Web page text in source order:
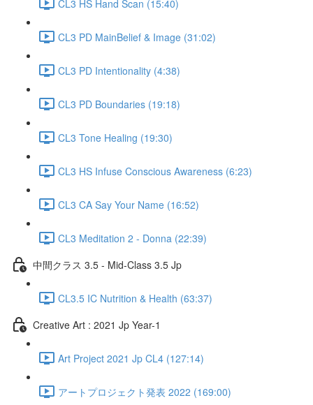
CL3 HS Hand Scan (15:40)
CL3 PD MainBelief & Image (31:02)
CL3 PD Intentionality (4:38)
CL3 PD Boundaries (19:18)
CL3 Tone Healing (19:30)
CL3 HS Infuse Conscious Awareness (6:23)
CL3 CA Say Your Name (16:52)
CL3 Meditation 2 - Donna (22:39)
中間クラス 3.5 - Mid-Class 3.5 Jp
CL3.5 IC Nutrition & Health (63:37)
Creative Art : 2021 Jp Year-1
Art Project 2021 Jp CL4 (127:14)
アートプロジェクト発表 2022 (169:00)